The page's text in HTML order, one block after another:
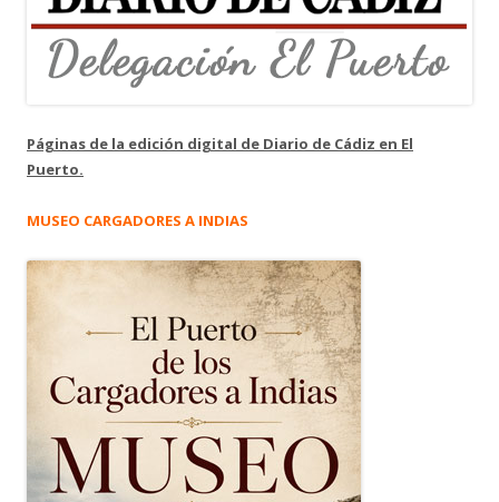
Páginas de la edición digital de Diario de Cádiz en El
Puerto.
MUSEO CARGADORES A INDIAS